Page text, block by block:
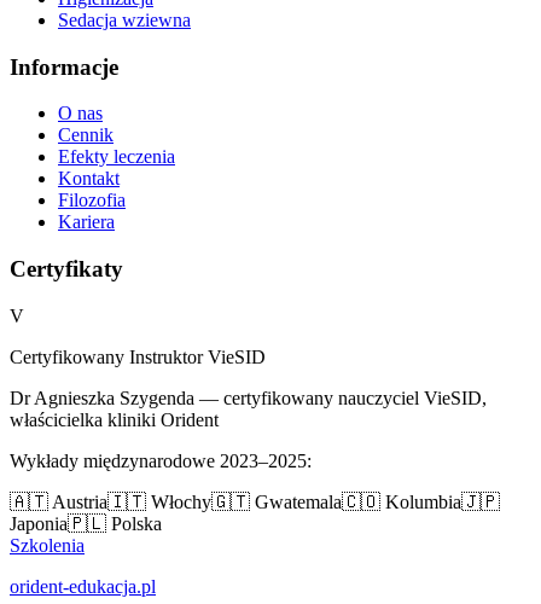
Sedacja wziewna
Informacje
O nas
Cennik
Efekty leczenia
Kontakt
Filozofia
Kariera
Certyfikaty
V
Certyfikowany Instruktor VieSID
Dr Agnieszka Szygenda — certyfikowany nauczyciel VieSID,
właścicielka kliniki Orident
Wykłady międzynarodowe 2023–2025:
🇦🇹 Austria🇮🇹 Włochy🇬🇹 Gwatemala🇨🇴 Kolumbia🇯🇵
Japonia🇵🇱 Polska
Szkolenia
orident-edukacja.pl